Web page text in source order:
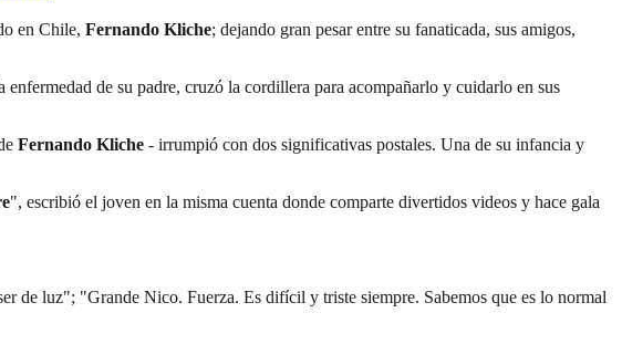
en Chile, Fernando Kliche; dejando gran pesar entre su fanaticada, sus amigos,
de su padre, cruzó la cordillera para acompañarlo y cuidarlo en sus
Fernando Kliche - irrumpió con dos significativas postales. Una de su infancia y
", escribió el joven en la misma cuenta donde comparte divertidos videos y hace gala
de luz"; "Grande Nico. Fuerza. Es difícil y triste siempre. Sabemos que es lo normal